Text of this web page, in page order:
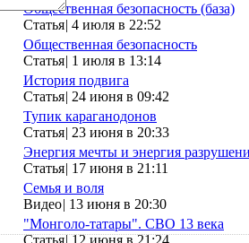
Общественная безопасность (база)
Статья| 4 июля в 22:52
Общественная безопасность
Статья| 1 июля в 13:14
История подвига
Статья| 24 июня в 09:42
Тупик караганодонов
Статья| 23 июня в 20:33
Энергия мечты и энергия
Статья| 17 июня в 21:11
Семья и воля
Видео| 13 июня в 20:30
"Монголо-татары". СВО 13 века